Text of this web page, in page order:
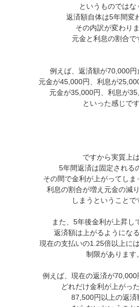
というものではな
返済額自体は5年間変
その内訳が変わりま
元金と利息の割合で
例えば、返済額が70,000円
元金が45,000円、利息が
元金が35,000円、利息が
といった感じです
ですから実質上は
5年間返済は固定される
その間で金利が上がってしま
利息の割合が増え元金の減
しまうということで
また、5年後金利が上昇し
返済額は上がるようにな
現在の支払いの1.25倍以上に
制限があります。
例えば、現在の返済が70,000
どれだけ金利が上がっ
87,500円以上の返済